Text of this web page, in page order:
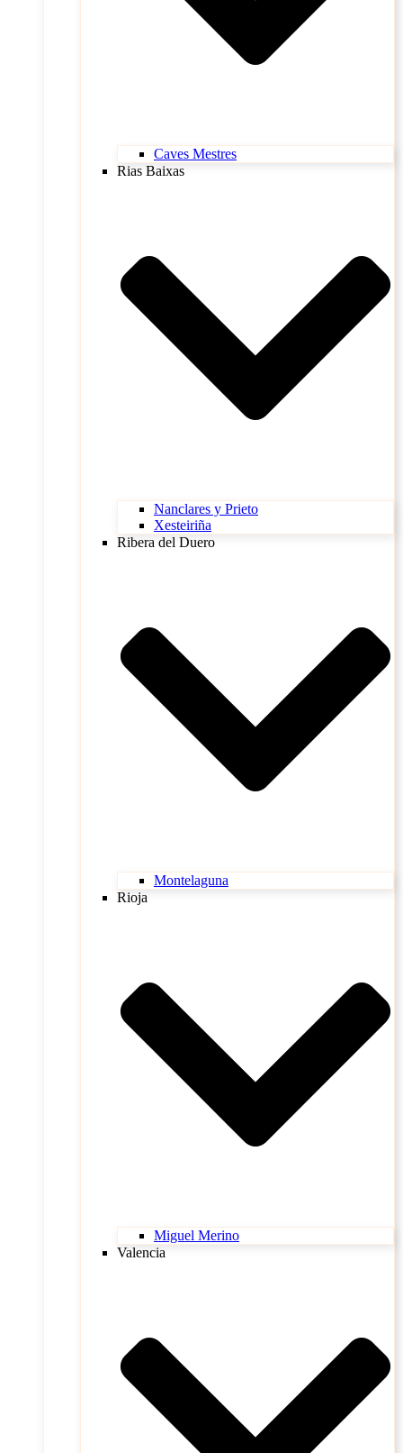
Caves Mestres
Rias Baixas
Nanclares y Prieto
Xesteiriña
Ribera del Duero
Montelaguna
Rioja
Miguel Merino
Valencia